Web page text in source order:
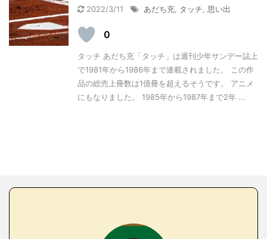
2022/3/11 あだち充 タッチ 思い出
0
タッチ あだち充「タッチ」は週刊少年サンデー誌上
で1981年から1986年まで連載されました。 この作
品の総売上冊数は1億冊を超えるそうです。 アニメ
にもなりました。 1985年から1987年まで2年 ...